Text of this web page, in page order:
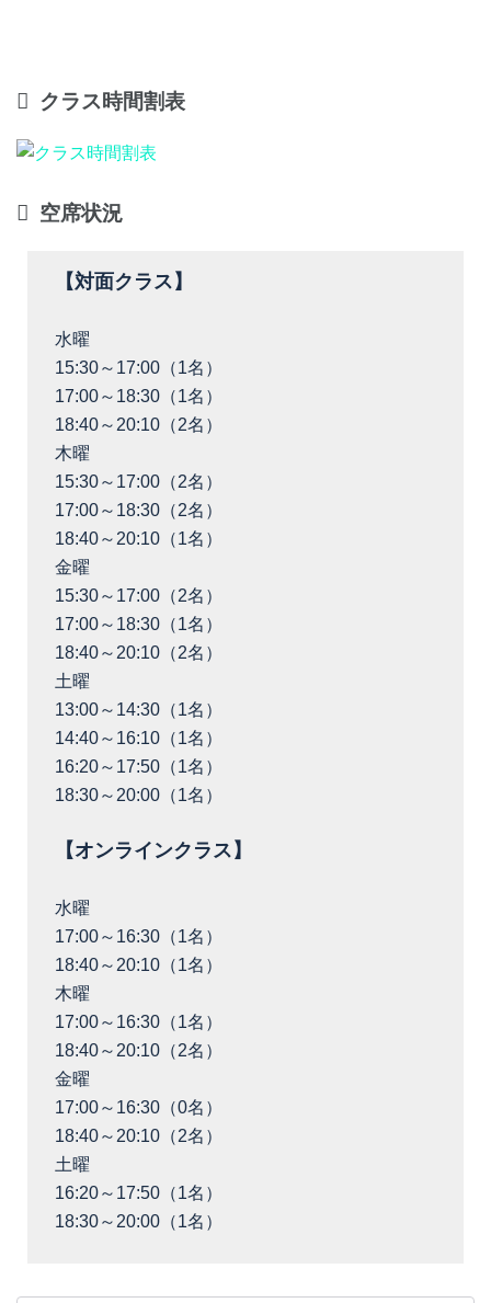
クラス時間割表
空席状況
【対面クラス】
水曜
15:30～17:00（1名）
17:00～18:30（1名）
18:40～20:10（2名）
木曜
15:30～17:00（2名）
17:00～18:30（2名）
18:40～20:10（1名）
金曜
15:30～17:00（2名）
17:00～18:30（1名）
18:40～20:10（2名）
土曜
13:00～14:30（1名）
14:40～16:10（1名）
16:20～17:50（1名）
18:30～20:00（1名）
【オンラインクラス】
水曜
17:00～16:30（1名）
18:40～20:10（1名）
木曜
17:00～16:30（1名）
18:40～20:10（2名）
金曜
17:00～16:30（0名）
18:40～20:10（2名）
土曜
16:20～17:50（1名）
18:30～20:00（1名）